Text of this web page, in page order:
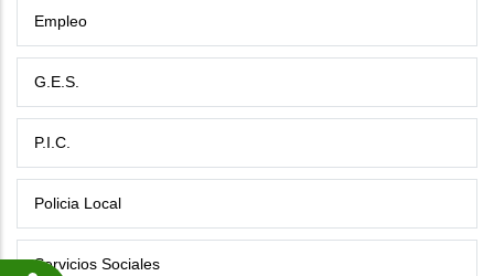
Empleo
G.E.S.
P.I.C.
Policia Local
Servicios Sociales